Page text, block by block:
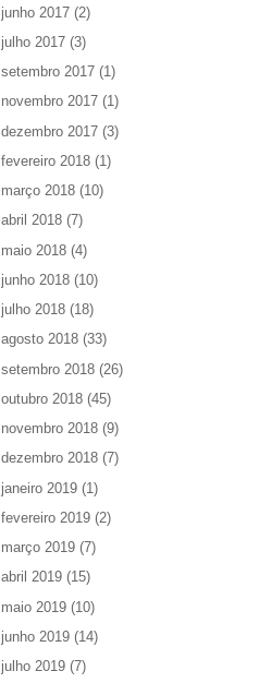
junho 2017 (2)
julho 2017 (3)
setembro 2017 (1)
novembro 2017 (1)
dezembro 2017 (3)
fevereiro 2018 (1)
março 2018 (10)
abril 2018 (7)
maio 2018 (4)
junho 2018 (10)
julho 2018 (18)
agosto 2018 (33)
setembro 2018 (26)
outubro 2018 (45)
novembro 2018 (9)
dezembro 2018 (7)
janeiro 2019 (1)
fevereiro 2019 (2)
março 2019 (7)
abril 2019 (15)
maio 2019 (10)
junho 2019 (14)
julho 2019 (7)